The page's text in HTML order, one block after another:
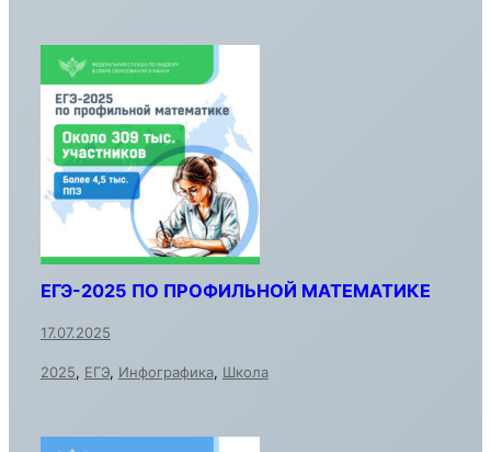
ЕГЭ-2025 ПО ПРОФИЛЬНОЙ МАТЕМАТИКЕ
17.07.2025
2025, ЕГЭ, Инфографика, Школа